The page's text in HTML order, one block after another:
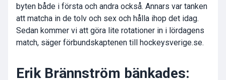
byten både i första och andra också. Annars var tanken
att matcha in de tolv och sex och hålla ihop det idag.
Sedan kommer vi att göra lite rotationer in i lördagens
match, säger förbundskaptenen till hockeysverige.se.
Erik Brännström bänkades: